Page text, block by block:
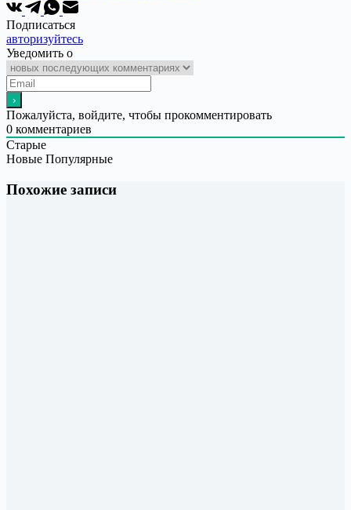
Подписаться
авторизуйтесь
Уведомить о
Пожалуйста, войдите, чтобы прокомментировать
0 комментариев
Старые
Новые Популярные
Похожие записи